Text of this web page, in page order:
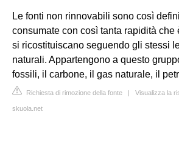
Le fonti non rinnovabili sono così
consumate con così tanta rapidità che
si ricostituiscano seguendo gli stessi
naturali. Appartengono a questo
fossili, il carbone, il gas naturale, il
Richiesta di rimozione della fonte | Visualizza la
skuola.net